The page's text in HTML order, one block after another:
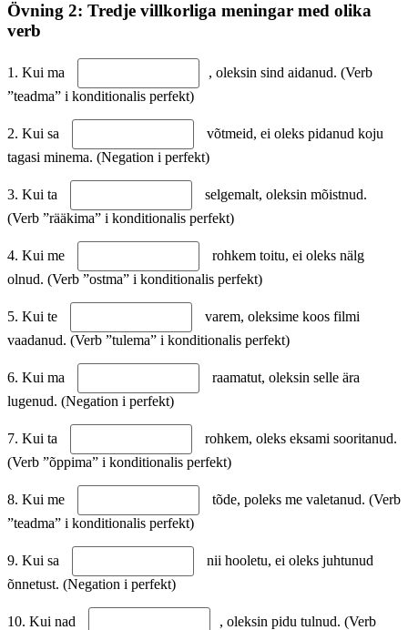
Övning 2: Tredje villkorliga meningar med olika
verb
1. Kui ma
, oleksin sind aidanud. (Verb
”teadma” i konditionalis perfekt)
2. Kui sa
võtmeid, ei oleks pidanud koju
tagasi minema. (Negation i perfekt)
3. Kui ta
selgemalt, oleksin mõistnud.
(Verb ”rääkima” i konditionalis perfekt)
4. Kui me
rohkem toitu, ei oleks nälg
olnud. (Verb ”ostma” i konditionalis perfekt)
5. Kui te
varem, oleksime koos filmi
vaadanud. (Verb ”tulema” i konditionalis perfekt)
6. Kui ma
raamatut, oleksin selle ära
lugenud. (Negation i perfekt)
7. Kui ta
rohkem, oleks eksami sooritanud.
(Verb ”õppima” i konditionalis perfekt)
8. Kui me
tõde, poleks me valetanud. (Verb
”teadma” i konditionalis perfekt)
9. Kui sa
nii hooletu, ei oleks juhtunud
õnnetust. (Negation i perfekt)
10. Kui nad
, oleksin pidu tulnud. (Verb